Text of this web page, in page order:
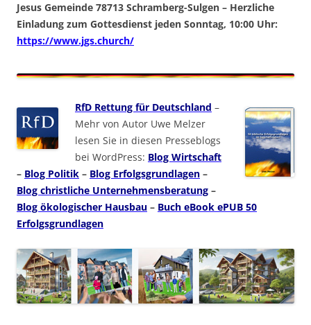
Jesus Gemeinde 78713 Schramberg-Sulgen – Herzliche
Einladung zum Gottesdienst jeden Sonntag, 10:00 Uhr:
https://www.jgs.church/
RfD Rettung für Deutschland –
Mehr von Autor Uwe Melzer
lesen Sie in diesen Presseblogs
bei WordPress: Blog Wirtschaft
– Blog Politik – Blog Erfolgsgrundlagen –
Blog christliche Unternehmensberatung –
Blog ökologischer Hausbau – Buch eBook ePUB 50
Erfolgsgrundlagen